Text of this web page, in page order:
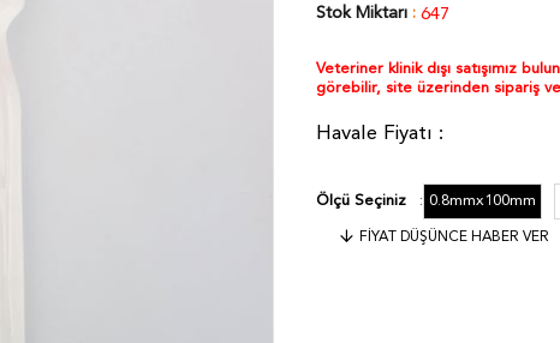
Stok Miktarı : 647
Veteriner klinik dışı satışımız
görebilir, site üzerinden sipariş
Ölçü Seçiniz : 0.8mmx100mm
FIYAT DÜŞÜNCE HABER VER